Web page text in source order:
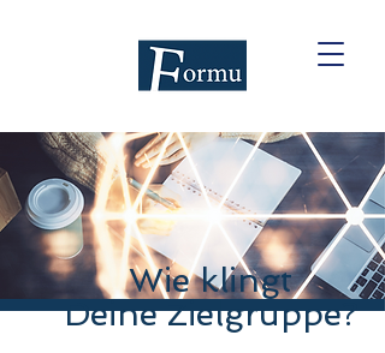
Wie klingt
Deine Zielgruppe?